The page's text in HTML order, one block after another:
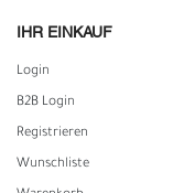
IHR EINKAUF
Login
B2B Login
Registrieren
Wunschliste